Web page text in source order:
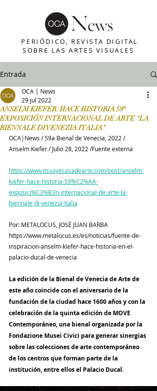
PERIÓDICO, REVISTA DIGITAL
SOBRE LAS ARTES VISUALES
Entrada
ANSELM KIEFER: HACE HISTORIA 59ª
EXPOSICIÓN INTERNACIONAL DE ARTE "LA
BIENNALE DI VENEZIA ITALIA"
OCA | News
29 jul 2022
OCA|News / 59a Bienal de Venecia, 2022 /
Anselm Kiefer / Julio 28, 2022 /Fuente externa
https://www.ossayecasadearte.com/post/anselm-
kiefer-hace-historia-59%C2%AA-
exposici%C3%B3n-internacional-de-arte-la-
biennale-di-venezia-italia
Por: METALOCUS, JOSÉ JUAN BARBA
https://www.metalocus.es/es/noticias/fuente-de-
inspiracion-anselm-kiefer-hace-historia-en-el-
palacio-ducal-de-venecia
La edición de la Bienal de Venecia de Arte de
este año coincide con el aniversario de la
fundación de la ciudad hace 1600 años y con la
celebración de la quinta edición de MOVE
Contemporáneo, una bienal organizada por la
Fondazione Musei Civici para generar sinergias
sobre las colecciones de arte contemporáneo
de los centros que forman parte de la
institución, entre ellos el Palacio Ducal.